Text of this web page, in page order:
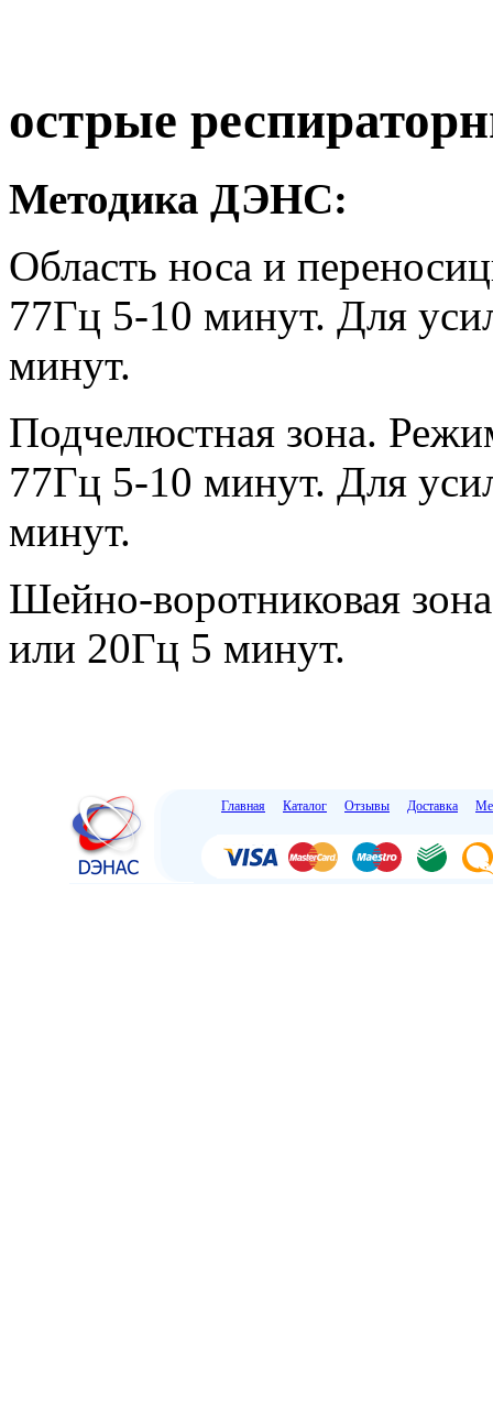
острые
Методика ДЭНС:
Область носа и
77Гц 5-10 минут. Для
минут.
Подчелюстная зона.
77Гц 5-10 минут. Для
минут.
Шейно-воротниковая
или 20Гц 5 минут.
Главная Каталог Отзывы Доставка